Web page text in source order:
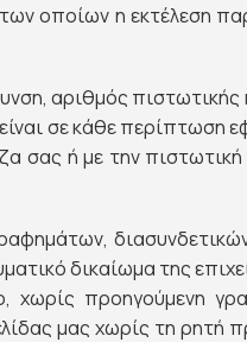
οποίων η εκτέλεση
αριθμός
σε κάθε περίπτωση
ή με την
δικαίωμα της
χωρίς προηγούμενη
μας χωρίς τη ρητή